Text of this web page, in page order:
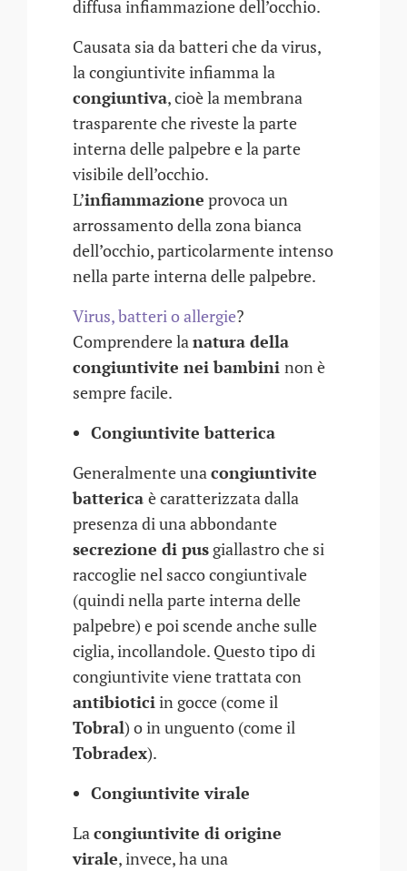
diffusa infiammazione dell’occhio.
Causata sia da batteri che da virus,
la congiuntivite infiamma la
congiuntiva, cioè la membrana
trasparente che riveste la parte
interna delle palpebre e la parte
visibile dell’occhio.
L’infiammazione provoca un
arrossamento della zona bianca
dell’occhio, particolarmente intenso
nella parte interna delle palpebre.
Virus, batteri o allergie?
Comprendere lanatura della
congiuntivite nei bambini non è
sempre facile.
Congiuntivite batterica
Generalmente unacongiuntivite
batterica è caratterizzata dalla
presenza di una abbondante
secrezione di pus giallastro che si
raccoglie nel sacco congiuntivale
(quindi nella parte interna delle
palpebre) e poi scende anche sulle
ciglia, incollandole. Questo tipo di
congiuntivite viene trattata con
antibioticiin gocce (come il
Tobral) o in unguento (come il
Tobradex).
Congiuntivite virale
Lacongiuntivite di origine
virale, invece, ha una